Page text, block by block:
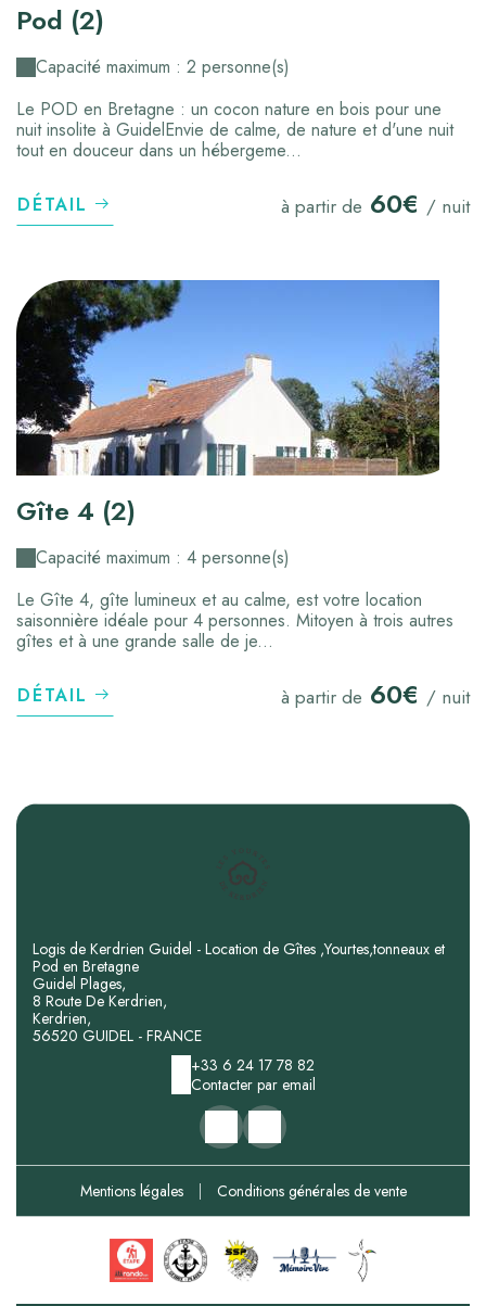
Pod (2)
Capacité maximum : 2 personne(s)
Le POD en Bretagne : un cocon nature en bois pour une
nuit insolite à GuidelEnvie de calme, de nature et d'une nuit
tout en douceur dans un hébergeme...
DÉTAIL à partir de 60€ / nuit
Gîte 4 (2)
Capacité maximum : 4 personne(s)
Le Gîte 4, gîte lumineux et au calme, est votre location
saisonnière idéale pour 4 personnes. Mitoyen à trois autres
gîtes et à une grande salle de je...
DÉTAIL à partir de 60€ / nuit
Logis de Kerdrien Guidel - Location de Gîtes ,Yourtes,tonneaux et
Pod en Bretagne
Guidel Plages,
8 Route De Kerdrien,
Kerdrien,
56520 GUIDEL - FRANCE
+33 6 24 17 78 82
Contacter par email
Mentions légales Conditions générales de vente